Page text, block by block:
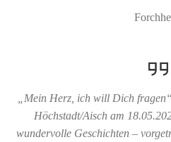
„Mein Herz, ich will Dich
Höchstadt/Aisch am
wundervolle Geschichten –